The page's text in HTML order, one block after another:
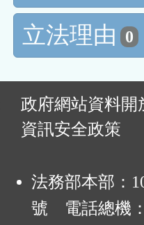
立法理由 0
政府網站資料開
資訊安全政策
法務部本部：
號 電話總機：